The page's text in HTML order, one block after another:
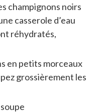
champignons noirs
casserole d’eau
réhydratés,
en petits morceaux
grossièrement les